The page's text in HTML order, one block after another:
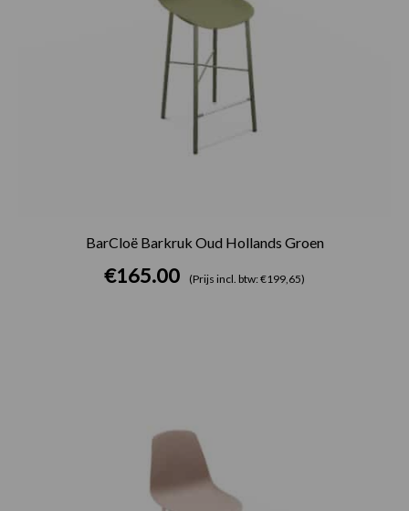
BarCloë Barkruk Oud Hollands Groen
€165.00 (Prijs incl. btw: €199,65)